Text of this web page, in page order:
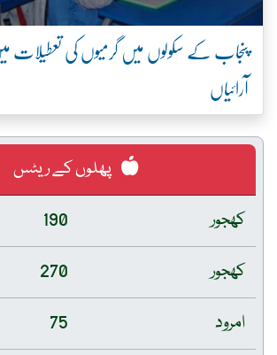
پنجاب کے سکولوں میں گرمیوں کی تعطیلات
آرائیاں
پھلوں کے ریٹس
کھجور
190
کھجور
270
امرود
75